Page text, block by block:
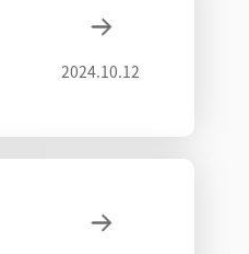
2024.10.12